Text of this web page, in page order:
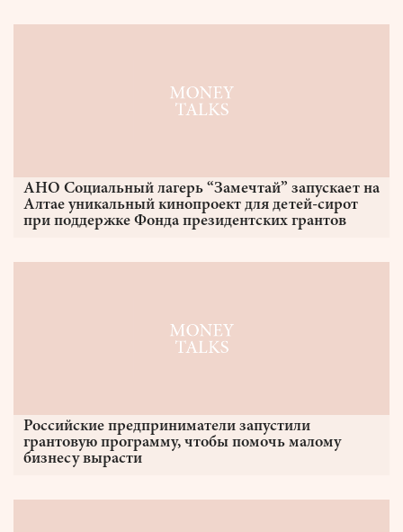
АНО Социальный лагерь “Замечтай” запускает на
Алтае уникальный кинопроект для детей-сирот
при поддержке Фонда президентских грантов
Российские предприниматели запустили
грантовую программу, чтобы помочь малому
бизнесу вырасти